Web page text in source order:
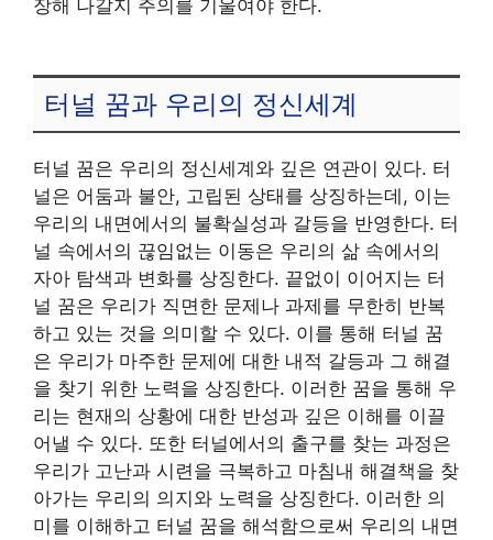
장해 나갈지 주의를 기울여야 한다.
터널 꿈과 우리의 정신세계
터널 꿈은 우리의 정신세계와 깊은 연관이 있다. 터
널은 어둠과 불안, 고립된 상태를 상징하는데, 이는
우리의 내면에서의 불확실성과 갈등을 반영한다. 터
널 속에서의 끊임없는 이동은 우리의 삶 속에서의
자아 탐색과 변화를 상징한다. 끝없이 이어지는 터
널 꿈은 우리가 직면한 문제나 과제를 무한히 반복
하고 있는 것을 의미할 수 있다. 이를 통해 터널 꿈
은 우리가 마주한 문제에 대한 내적 갈등과 그 해결
을 찾기 위한 노력을 상징한다. 이러한 꿈을 통해 우
리는 현재의 상황에 대한 반성과 깊은 이해를 이끌
어낼 수 있다. 또한 터널에서의 출구를 찾는 과정은
우리가 고난과 시련을 극복하고 마침내 해결책을 찾
아가는 우리의 의지와 노력을 상징한다. 이러한 의
미를 이해하고 터널 꿈을 해석함으로써 우리의 내면